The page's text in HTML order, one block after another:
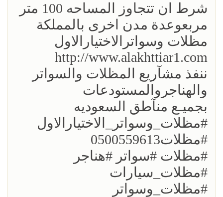
شرط ان تتجاوز المساحه 100 متر
مربعوعدة مدن اخرى بالمملكة
مظلات وسواترالاختيارالاول
http://www.alakhttiar1.com
ننفذ مشآريع المظلات والسواتر
والهناجروالمستودعات
بجميـع منآطق السعوديه
#مظلات_وسواتر_الاختيارالاول
#مظلات0500559613
#مظلات #سواتر #هناجر
#مظلات_سيارات
#مظلات_وسواتر